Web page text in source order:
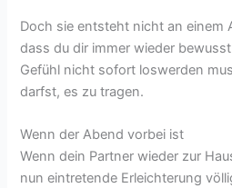
Doch sie entsteht nicht an einem
dass du dir immer wieder
Gefühl nicht sofort loswerden
darfst, es zu tragen.
Wenn der Abend vorbei ist
Wenn dein Partner wieder zur
nun eintretende Erleichterung